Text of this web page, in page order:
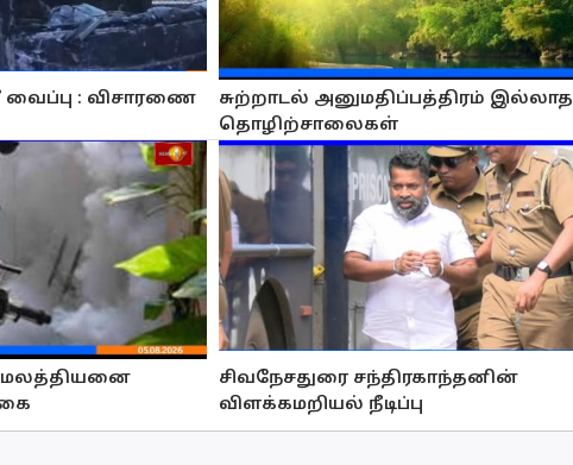
வைப்பு : விசாரணை
சுற்றாடல் அனுமதிப்பத்திரம் இல்லாத
தொழிற்சாலைகள்
மெலத்தியனை
சிவநேசதுரை சந்திரகாந்தனின்
விளக்கமறியல் நீடிப்பு